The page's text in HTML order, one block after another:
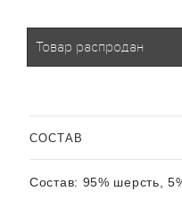
Товар распродан
CОСТАВ
Состав: 95% шерсть,